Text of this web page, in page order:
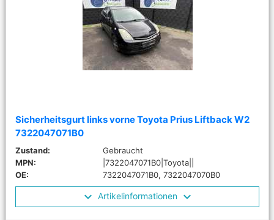
Sicherheitsgurt links vorne Toyota Prius Liftback W2
7322047071B0
Zustand:
Gebraucht
MPN:
|7322047071B0|Toyota||
OE:
7322047071B0, 7322047070B0
Artikelinformationen